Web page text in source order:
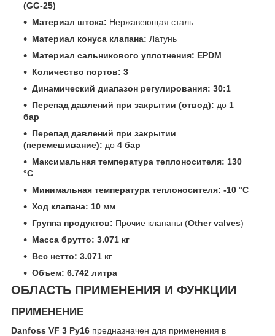
(GG-25)
Материал штока: Нержавеющая сталь
Материал конуса клапана: Латунь
Материал сальникового уплотнения: EPDM
Количество портов: 3
Динамический диапазон регулирования: 30:1
Перепад давлений при закрытии (отвод): до 1
бар
Перепад давлений при закрытии
(перемешивание): до 4 бар
Максимальная температура теплоносителя: 130
°C
Минимальная температура теплоносителя: -10 °C
Ход клапана: 10 мм
Группа продуктов: Прочие клапаны (Other valves)
Масса брутто: 3.071 кг
Вес нетто: 3.071 кг
Объем: 6.742 литра
ОБЛАСТЬ ПРИМЕНЕНИЯ И ФУНКЦИИ
ПРИМЕНЕНИЕ
Danfoss VF 3 Ру16 предназначен для применения в